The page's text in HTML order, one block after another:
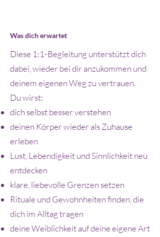
Was dich erwartet
Diese 1:1-Begleitung unterstützt dich
dabei, wieder bei dir anzukommen und
deinem eigenen Weg zu vertrauen.
Du wirst:
dich selbst besser verstehen
deinen Körper wieder als Zuhause
erleben
Lust, Lebendigkeit und Sinnlichkeit neu
entdecken
klare, liebevolle Grenzen setzen
Rituale und Gewohnheiten finden, die
dich im Alltag tragen
deine Weiblichkeit auf deine eigene Art